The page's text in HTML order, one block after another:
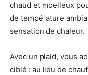
chaud et moelleux
de température
sensation de chaleur.
Avec un plaid, vous
ciblé : au lieu de